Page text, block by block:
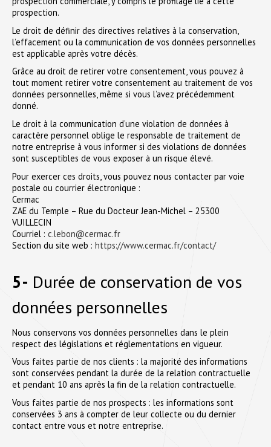
prospection.
Le droit de définir des directives relatives à la conservation,
l’effacement ou la communication de vos données personnelles
est applicable après votre décès.
Grâce au droit de retirer votre consentement, vous pouvez à
tout moment retirer votre consentement au traitement de vos
données personnelles, même si vous l’avez précédemment
donné.
Le droit à la communication d’une violation de données à
caractère personnel oblige le responsable de traitement de
notre entreprise à vous informer si des violations de données
sont susceptibles de vous exposer à un risque élevé.
Pour exercer ces droits, vous pouvez nous contacter par voie
postale ou courrier électronique :
Cermac
ZAE du Temple – Rue du Docteur Jean-Michel – 25300
VUILLECIN
Courriel : c.lebon@cermac.fr
Section du site web : https://www.cermac.fr/contact/
5- Durée de conservation de vos
données personnelles
Nous conservons vos données personnelles dans le plein
respect des législations et réglementations en vigueur.
Vous faites partie de nos clients : la majorité des informations
sont conservées pendant la durée de la relation contractuelle
et pendant 10 ans après la fin de la relation contractuelle.
Vous faites partie de nos prospects : les informations sont
conservées 3 ans à compter de leur collecte ou du dernier
contact entre vous et notre entreprise.